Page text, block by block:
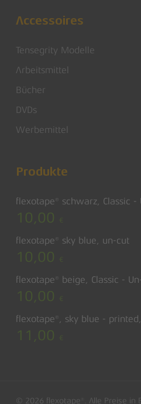
Accessoires
Tensegrity Modelle
Arbeitsmittel
Bücher
DVDs
Werbemittel
Produkte
flexotape® schwarz, Classic -
10,00 €
flexotape® sky blue, un-cut
10,00 €
flexotape® beige, Classic -
10,00 €
flexotape®, sky blue -
11,00 €
© 2026 flexotape®. Alle Preise in